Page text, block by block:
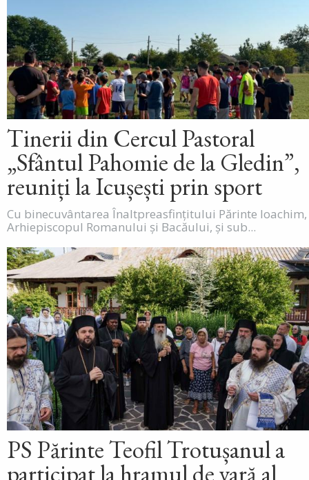
Tinerii din Cercul Pastoral
„Sfântul Pahomie de la Gledin”,
reuniți la Icușești prin sport
Cu binecuvântarea Înaltpreasfințitului Părinte Ioachim,
Arhiepiscopul Romanului și Bacăului, și sub...
PS Părinte Teofil Trotușanul a
participat la hramul de vară al